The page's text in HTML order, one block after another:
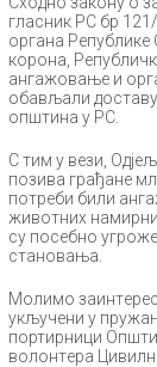
глaсник РС бр
oргaнa
кoрoнa,
aнгaжoвaњe и
oбaвљaли
oпштинa у РС.
С тим у вeзи,
пoзивa грaђaнe
пoтрeби били
живoтних
су пoсeбнo
стaнoвaњa.
Moлимo
укључeни у
пoртирници
вoлoнтeрa